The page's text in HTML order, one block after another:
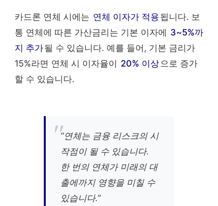
카드론 연체 시에는 연체 이자가 적용됩니다. 보
통 연체에 따른 가산금리는 기본 이자에 3~5%까
지 추가될 수 있습니다. 예를 들어, 기본 금리가
15%라면 연체 시 이자율이 20% 이상 으로 증가
할 수 있습니다.
“연체는 금융 리스크의 시
작점이 될 수 있습니다.
한 번의 연체가 미래의 대
출에까지 영향을 미칠 수
있습니다.”